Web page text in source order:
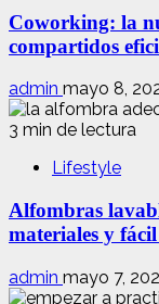
Coworking: la
compartidos
admin mayo 8,
3 min de lectura
Lifestyle
Alfombras
materiales y
admin mayo 7,